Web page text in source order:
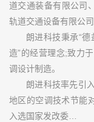
道交通装备有限公司
轨道交通设备有限公
朗进科技秉承“
造”的经营理念;致力
调设计制造。
朗进科技率先引
地区的空调技术节能
入选国家发改委…